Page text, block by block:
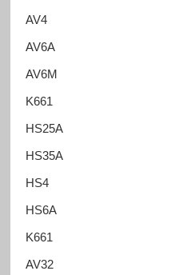
AV4
AV6A
AV6M
K661
HS25A
HS35A
HS4
HS6A
K661
AV32